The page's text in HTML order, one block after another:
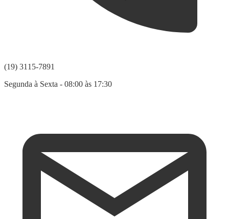
(19) 3115-7891
Segunda à Sexta - 08:00 às 17:30